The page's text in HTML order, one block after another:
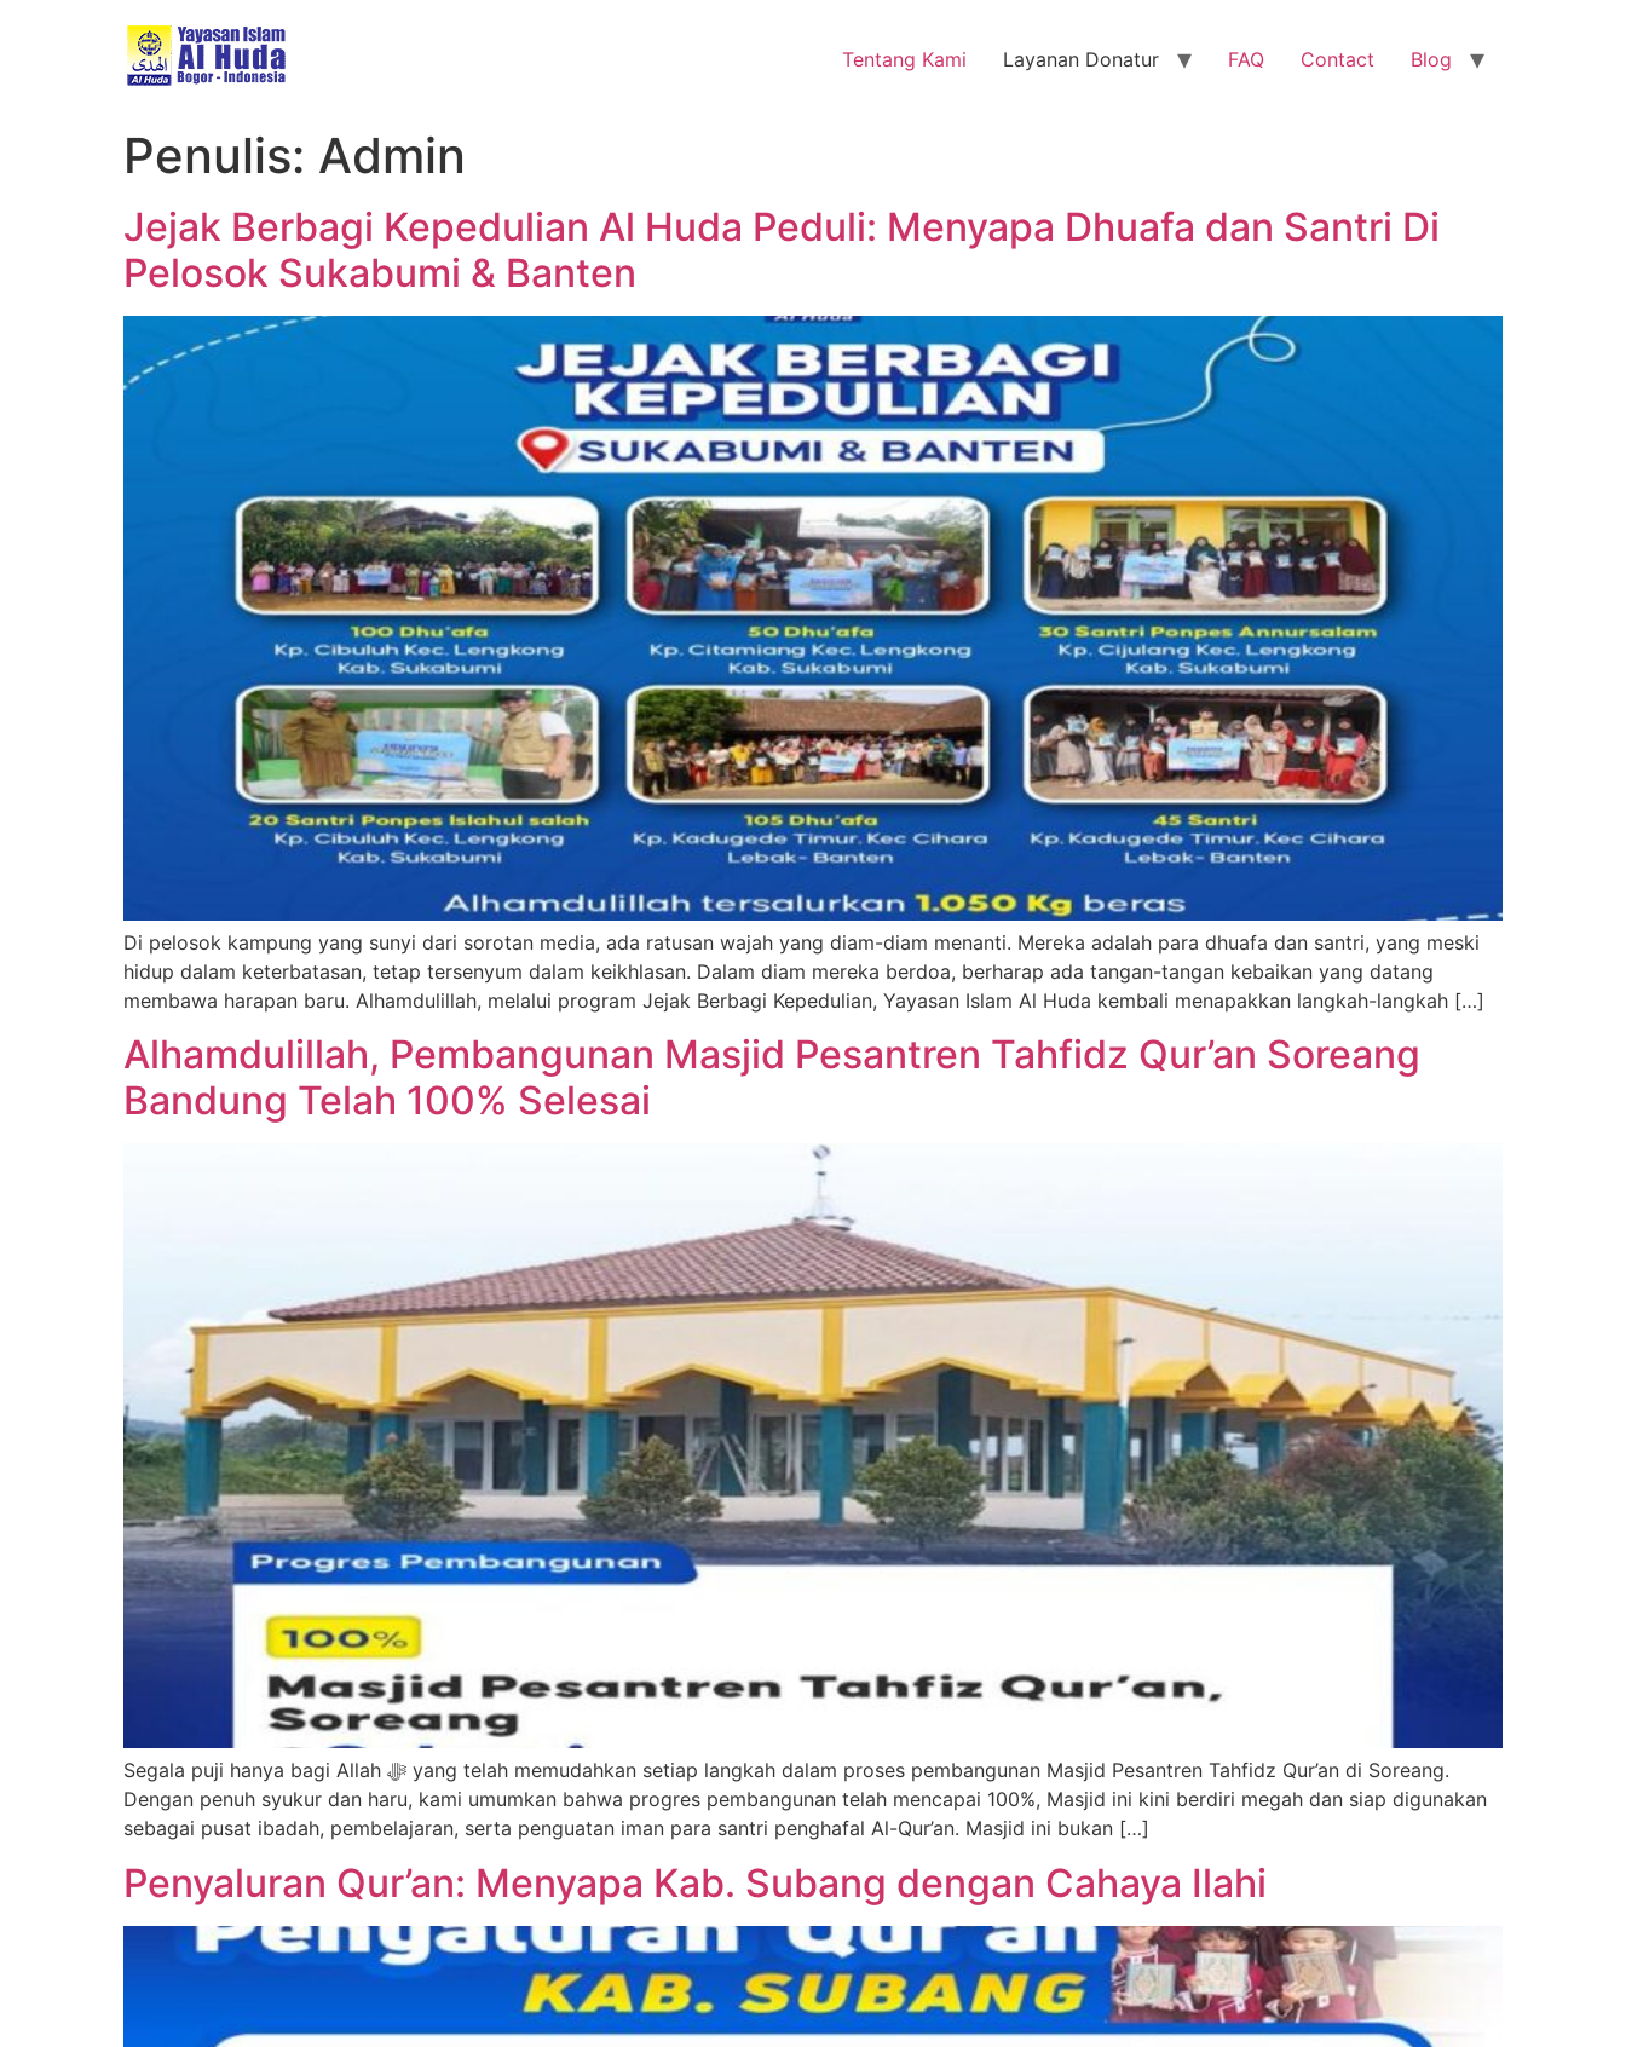
Tentang Kami Layanan Donatur FAQ Contact Blog
Penulis: Admin
Jejak Berbagi Kepedulian Al Huda Peduli: Menyapa Dhuafa dan Santri Di
Pelosok Sukabumi & Banten
Di pelosok kampung yang sunyi dari sorotan media, ada ratusan wajah yang diam-diam menanti. Mereka adalah para dhuafa dan santri, yang meski
hidup dalam keterbatasan, tetap tersenyum dalam keikhlasan. Dalam diam mereka berdoa, berharap ada tangan-tangan kebaikan yang datang
membawa harapan baru. Alhamdulillah, melalui program Jejak Berbagi Kepedulian, Yayasan Islam Al Huda kembali menapakkan langkah-langkah […]
Alhamdulillah, Pembangunan Masjid Pesantren Tahfidz Qur’an Soreang
Bandung Telah 100% Selesai
Segala puji hanya bagi Allah ﷻ yang telah memudahkan setiap langkah dalam proses pembangunan Masjid Pesantren Tahfidz Qur’an di Soreang.
Dengan penuh syukur dan haru, kami umumkan bahwa progres pembangunan telah mencapai 100%, Masjid ini kini berdiri megah dan siap digunakan
sebagai pusat ibadah, pembelajaran, serta penguatan iman para santri penghafal Al-Qur’an. Masjid ini bukan […]
Penyaluran Qur’an: Menyapa Kab. Subang dengan Cahaya Ilahi